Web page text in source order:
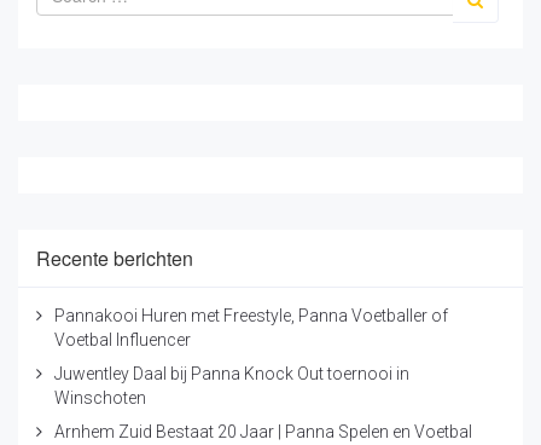
Recente berichten
Pannakooi Huren met Freestyle, Panna Voetballer of
Voetbal Influencer
Juwentley Daal bij Panna Knock Out toernooi in
Winschoten
Arnhem Zuid Bestaat 20 Jaar | Panna Spelen en Voetbal